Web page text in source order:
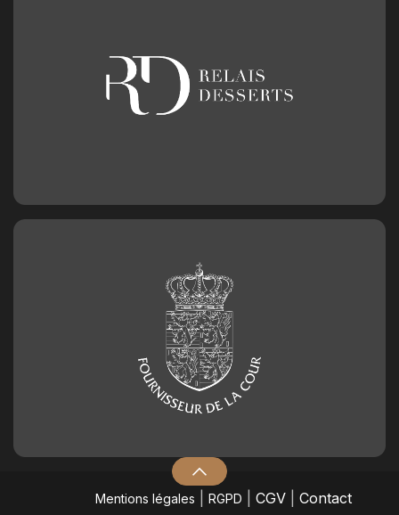
Mentions légales RGPD CGV| Contact